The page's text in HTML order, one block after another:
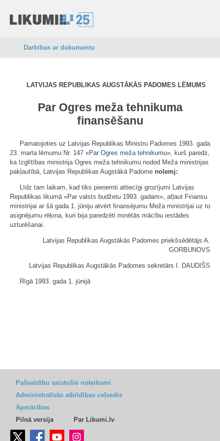
Darbības ar dokumentu
LATVIJAS REPUBLIKAS AUGSTĀKĀS PADOMES LĒMUMS
Par Ogres meža tehnikuma
finansēšanu
Pamatojoties uz Latvijas Republikas Ministru Padomes 1993. gada
23. marta lēmumu Nr. 147 «Par Ogres meža tehnikumu», kurš paredz,
ka Izglītības ministrija Ogres meža tehnikumu nodod Meža ministrijas
pakļautībā, Latvijas Republikas Augstākā Padome nolemj:
Līdz tam laikam, kad tiks pieņemti attiecīgi grozījumi Latvijas
Republikas likumā «Par valsts budžetu 1993. gadam», atļaut Finansu
ministrijai ar šā gada 1. jūniju atvērt finansējumu Meža ministrijai uz to
asignējumu rēķina, kuri bija paredzēti minētās mācību iestādes
uzturēšanai.
Latvijas Republikas Augstākās Padomes priekšsēdētājs A.
GORBUNOVS
Latvijas Republikas Augstākās Padomes sekretārs I. DAUDIŠS
Rīgā 1993. gada 1. jūnijā
Pašvaldību saistošie noteikumi
Administratīvās atbildības ceļvedis
Apmācības
Pilnā versija
Par Likumi.lv